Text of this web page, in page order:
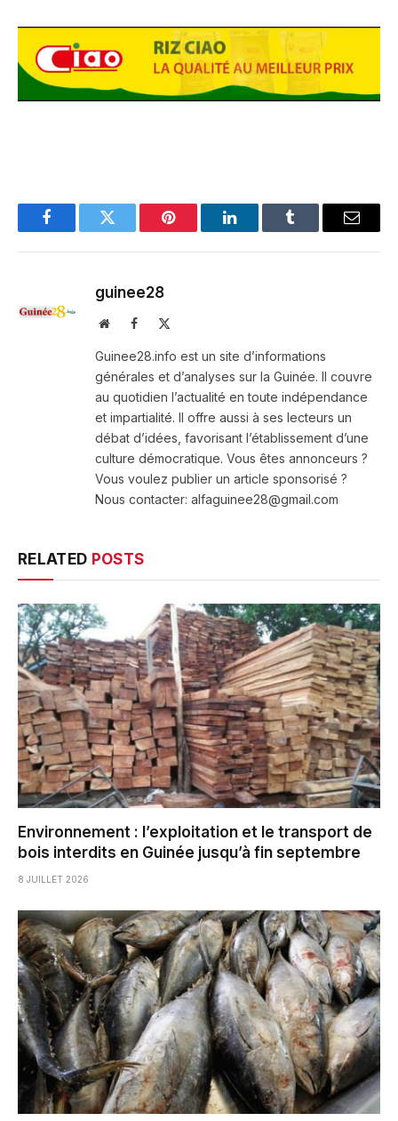
FacebookTwitter Pinterest LinkedInTumblr Email
guinee28
WebsiteFacebook
Guinee28.info est un site d’informations
générales et d’analyses sur la Guinée. Il couvre
au quotidien l’actualité en toute indépendance
et impartialité. Il offre aussi à ses lecteurs un
débat d’idées, favorisant l’établissement d’une
culture démocratique. Vous êtes annonceurs ?
Vous voulez publier un article sponsorisé ?
Nous contacter: alfaguinee28@gmail.com
RELATED POSTS
Environnement : l’exploitation et le transport de
bois interdits en Guinée jusqu’à fin septembre
8 JUILLET 2026